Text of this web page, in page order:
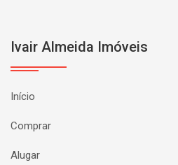
Ivair Almeida Imóveis
Início
Comprar
Alugar